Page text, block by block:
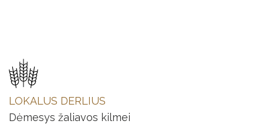
LOKALUS DERLIUS
Dėmesys žaliavos kilmei